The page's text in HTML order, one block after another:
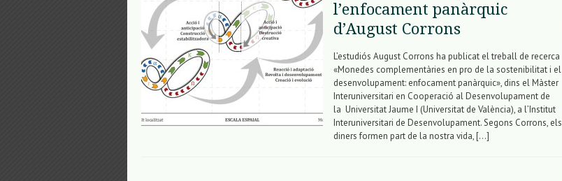
l’enfocament panàrquic
d’August Corrons
L’estudiós August Corrons ha publicat el treball de recerca
«Monedes complementàries en pro de la sostenibilitat i el
desenvolupament: enfocament panàrquic», dins el Màster
Interuniversitari en Cooperació al Desenvolupament de
la Universitat Jaume I (Universitat de València), a l’Institut
Interuniversitari de Desenvolupament. Segons Corrons, els
diners formen part de la nostra vida, […]